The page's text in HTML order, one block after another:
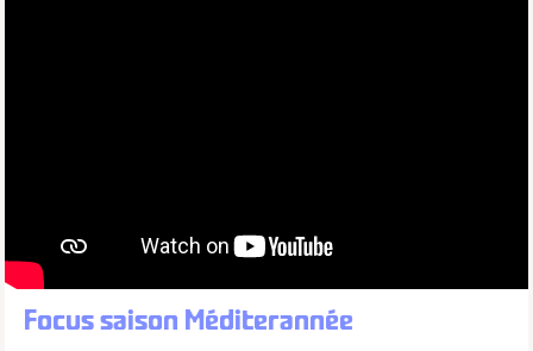
Focus saison Méditerannée